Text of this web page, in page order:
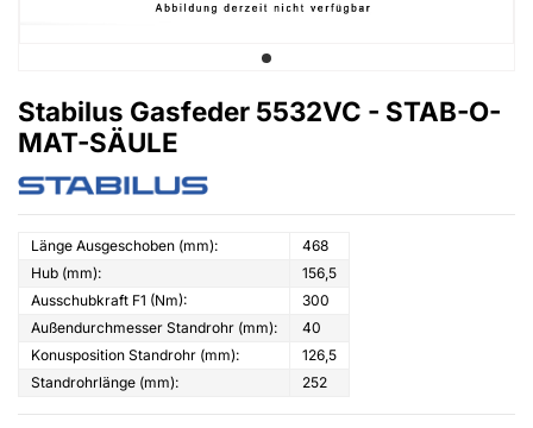
Stabilus Gasfeder 5532VC - STAB-O-
MAT-SÄULE
Länge Ausgeschoben (mm):
468
Hub (mm):
156,5
Ausschubkraft F1 (Nm):
300
Außendurchmesser Standrohr (mm):
40
Konusposition Standrohr (mm):
126,5
Standrohrlänge (mm):
252